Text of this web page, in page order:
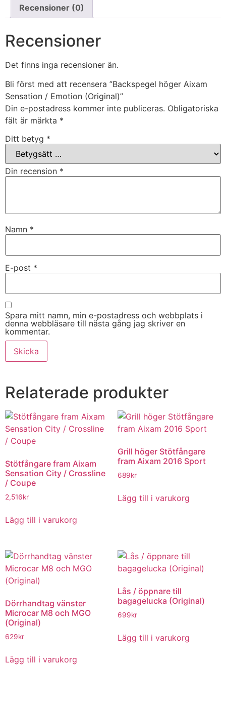
Recensioner (0)
Recensioner
Det finns inga recensioner än.
Bli först med att recensera ”Backspegel höger Aixam
Sensation / Emotion (Original)”
Din e-postadress kommer inte publiceras. Obligatoriska
fält är märkta *
Ditt betyg *
Din recension *
Namn *
E-post *
Spara mitt namn, min e-postadress och webbplats i
denna webbläsare till nästa gång jag skriver en
kommentar.
Relaterade produkter
Stötfångare fram Aixam
Sensation City / Crossline
/ Coupe
2,516kr
Lägg till i varukorg
Grill höger Stötfångare
fram Aixam 2016 Sport
689kr
Lägg till i varukorg
Dörrhandtag vänster
Microcar M8 och MGO
(Original)
629kr
Lägg till i varukorg
Lås / öppnare till
bagagelucka (Original)
699kr
Lägg till i varukorg